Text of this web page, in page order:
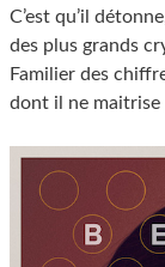
C’est qu’il
des plus grands
Familier des
dont il ne maitrise